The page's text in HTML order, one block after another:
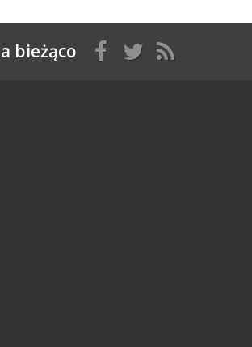
bieżąco